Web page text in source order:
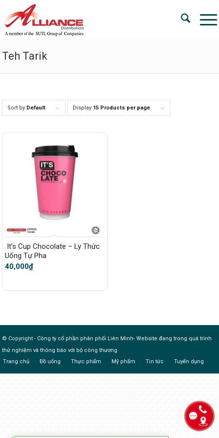
Teh Tarik
Sort by Default Display 15 Products per page
It’s Cup Chocolate – Ly Thức
Uống Tự Pha
40,000₫
© Copyright - Công ty cổ phần phân phối Liên Minh-Website đang trong quá trình
thử nghiệm và thông báo với bộ công thương
Trang chủ
Đồ uống Thực phẩm Mỹ phẩm Tin tức Tuyển dụng